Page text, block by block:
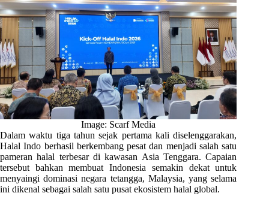
Image: Scarf Media
Dalam waktu tiga tahun sejak pertama kali diselenggarakan,
Halal Indo berhasil berkembang pesat dan menjadi salah satu
pameran halal terbesar di kawasan Asia Tenggara. Capaian
tersebut bahkan membuat Indonesia semakin dekat untuk
menyaingi dominasi negara tetangga, Malaysia, yang selama
ini dikenal sebagai salah satu pusat ekosistem halal global.